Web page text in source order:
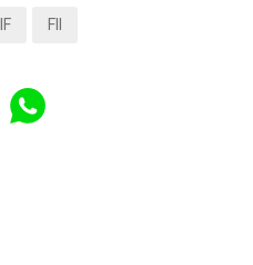
FII
to Facebook
Share to WhatsApp